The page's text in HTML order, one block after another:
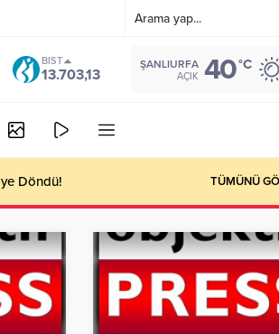
BIST
13.703,13
ŞANLIURFA
AÇIK 40°C
TÜMÜNÜ